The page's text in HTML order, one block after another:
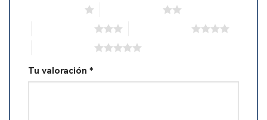
Tu valoración *